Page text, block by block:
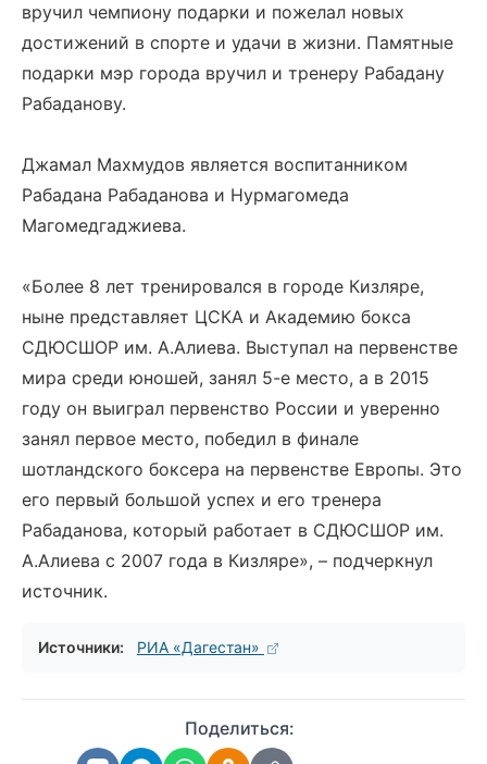
вручил чемпиону подарки и пожелал новых
достижений в спорте и удачи в жизни. Памятные
подарки мэр города вручил и тренеру Рабадану
Рабаданову.
Джамал Махмудов является воспитанником
Рабадана Рабаданова и Нурмагомеда
Магомедгаджиева.
«Более 8 лет тренировался в городе Кизляре,
ныне представляет ЦСКА и Академию бокса
СДЮСШОР им. А.Алиева. Выступал на первенстве
мира среди юношей, занял 5-е место, а в 2015
году он выиграл первенство России и уверенно
занял первое место, победил в финале
шотландского боксера на первенстве Европы. Это
его первый большой успех и его тренера
Рабаданова, который работает в СДЮСШОР им.
А.Алиева с 2007 года в Кизляре», – подчеркнул
источник.
Источники: РИА «Дагестан»
Поделиться: